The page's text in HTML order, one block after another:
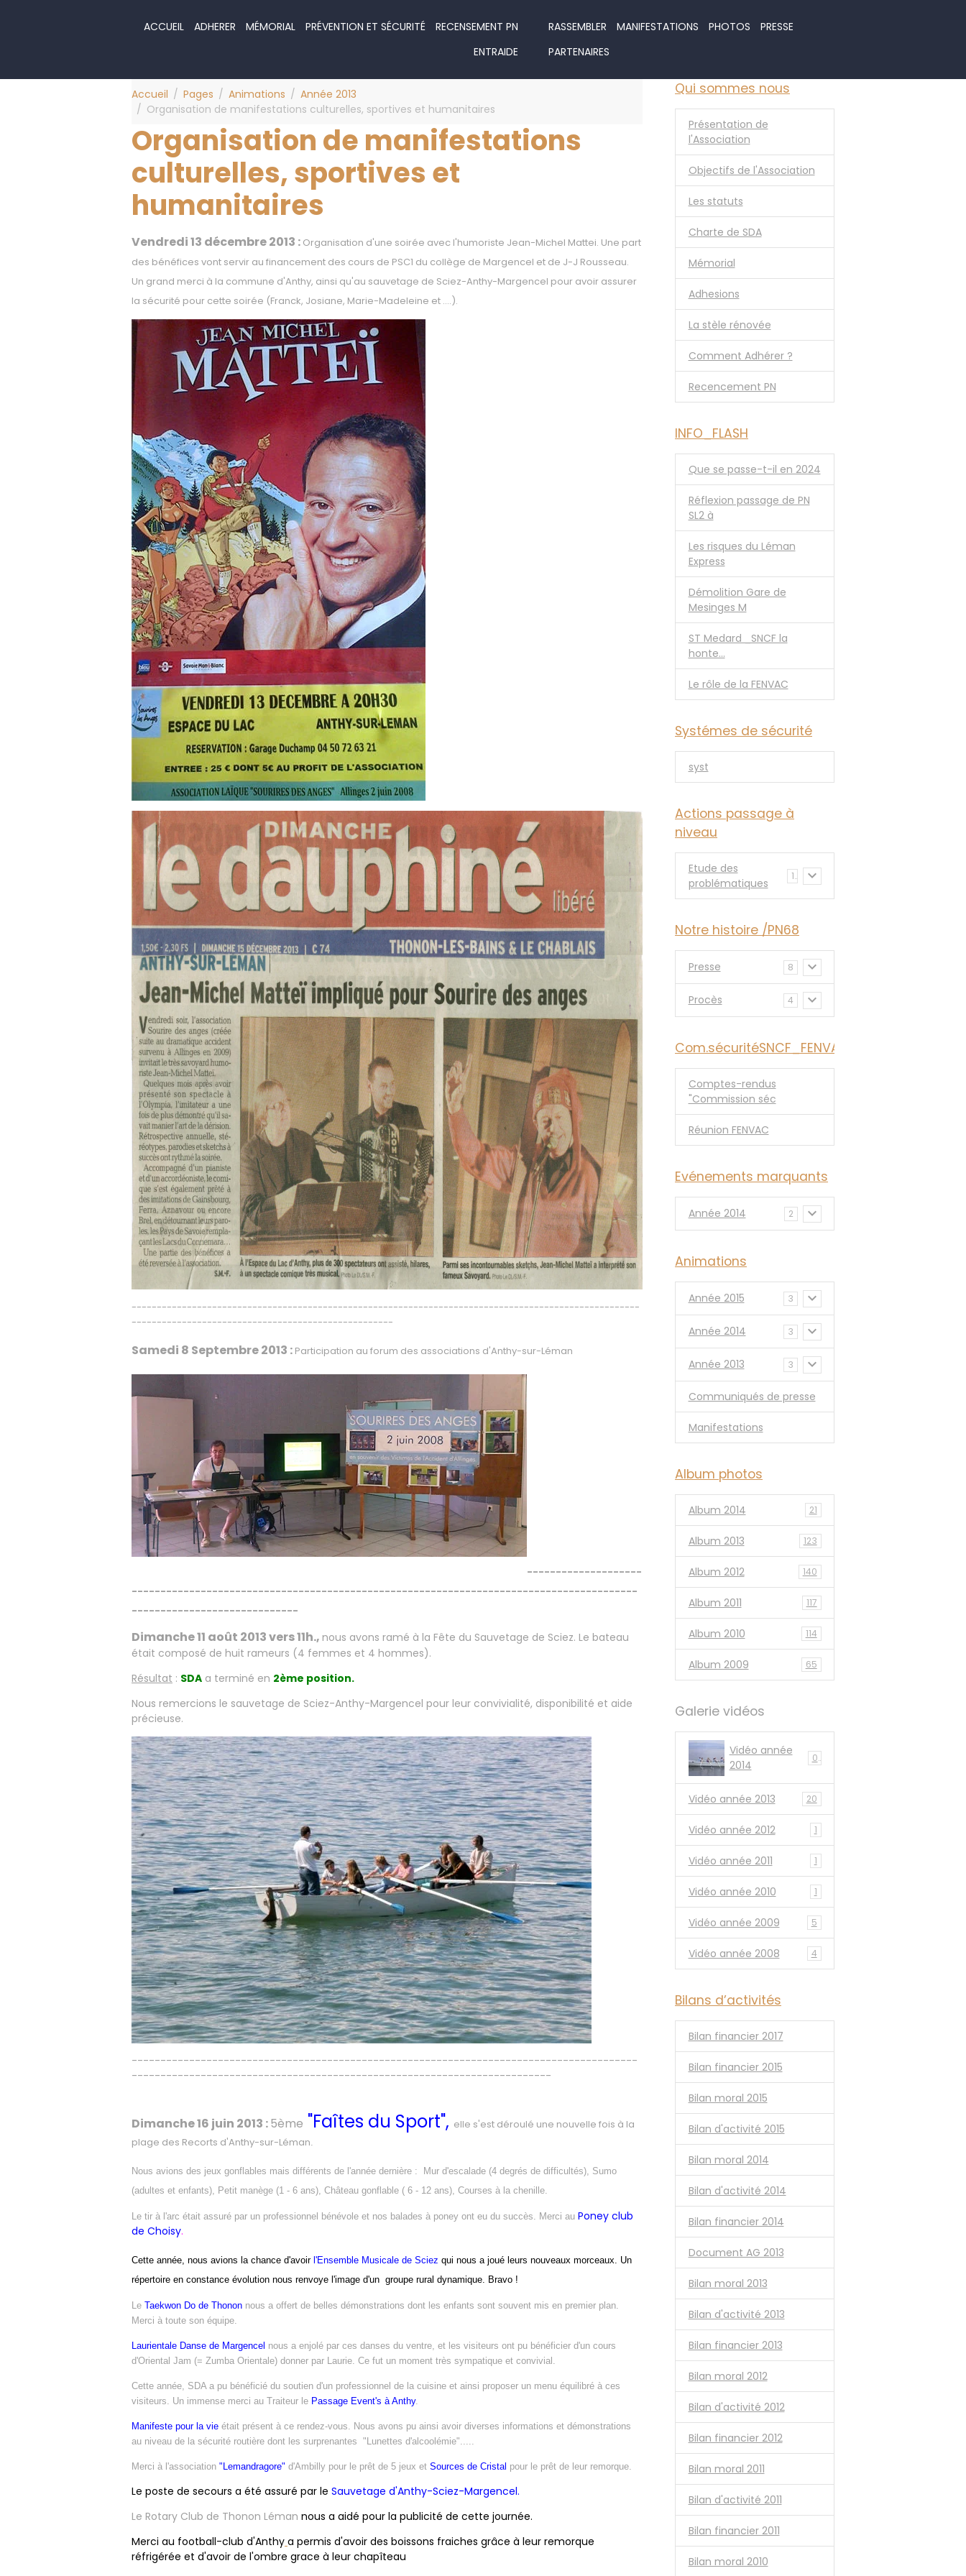
ACCUEIL ADHERER MÉMORIAL PRÉVENTION ET SÉCURITÉ
RECENSEMENT PN
ENTRAIDE
RASSEMBLER MANIFESTATIONS PHOTOS
PRESSE
PARTENAIRES
Accueil Pages Animations
Année 2013
Organisation de manifestations culturelles, sportives et humanitaires
Organisation de manifestations
culturelles, sportives et
humanitaires
Vendredi 13 décembre 2013 : Organisation d'une soirée avec l'humoriste Jean-Michel Mattei. Une part
des bénéfices vont servir au financement des cours de PSC1 du collège de Margencel et de J-J Rousseau.
Un grand merci à la commune d'Anthy, ainsi qu'au sauvetage de Sciez-Anthy-Margencel pour avoir assurer
la sécurité pour cette soirée (Franck, Josiane, Marie-Madeleine et ....).
-----------------------------------------------------------------------------------------------------
----------------------------------------------------
Samedi 8 Septembre 2013 : Participation au forum des associations d'Anthy-sur-Léman
--------------------
----------------------------------------------------------------------------------------
-----------------------------
Dimanche 11 août 2013 vers 11h., nous avons ramé à la Fête du Sauvetage de Sciez. Le bateau
était composé de huit rameurs (4 femmes et 4 hommes).
Résultat : SDA a terminé en 2ème position.
Nous remercions le sauvetage de Sciez-Anthy-Margencel pour leur convivialité, disponibilité et aide
précieuse.
----------------------------------------------------------------------------------------
-------------------------------------------------------------------------
Dimanche 16 juin 2013 :5ème "Faîtes du Sport", elle s'est déroulé une nouvelle fois à la
plage des Recorts d'Anthy-sur-Léman.
Nous avions des jeux gonflables mais différents de l'année dernière : Mur d'escalade (4 degrés de difficultés), Sumo
(adultes et enfants), Petit manège (1 - 6 ans), Château gonflable ( 6 - 12 ans), Courses à la chenille.
Le tir à l'arc était assuré par un professionnel bénévole et nos balades à poney ont eu du succès. Merci au Poney club
de Choisy.
Cette année, nous avions la chance d'avoirl'Ensemble Musicale de Sciez qui nous a joué leurs nouveaux morceaux. Un
répertoire en constance évolution nous renvoye l'image d'un groupe rural dynamique. Bravo !
Le Taekwon Do de Thonon nous a offert de belles démonstrations dont les enfants sont souvent mis en premier plan.
Merci à toute son équipe.
Laurientale Danse de Margencel nous a enjolé par ces danses du ventre, et les visiteurs ont pu bénéficier d'un cours
d'Oriental Jam (= Zumba Orientale) donner par Laurie. Ce fut un moment très sympatique et convivial.
Cette année, SDA a pu bénéficié du soutien d'un professionnel de la cuisine et ainsi proposer un menu équilibré à ces
visiteurs. Un immense merci au Traiteur le Passage Event's à Anthy.
Manifeste pour la vie était présent à ce rendez-vous. Nous avons pu ainsi avoir diverses informations et démonstrations
au niveau de la sécurité routière dont les surprenantes "Lunettes d'alcoolémie".....
Merci à l'association "Lemandragore" d'Ambilly pour le prêt de 5 jeux et Sources de Cristal pour le prêt de leur remorque.
Le poste de secours a été assuré par le Sauvetage d'Anthy-Sciez-Margencel.
Le Rotary Club de Thonon Léman nous a aidé pour la publicité de cette journée.
Merci au football-club d'Anthy a permis d'avoir des boissons fraiches grâce à leur remorque
réfrigérée et d'avoir de l'ombre grace à leur chapîteau
Qui sommes nous
Présentation de
l'Association
Objectifs de l'Association
Les statuts
Charte de SDA
Mémorial
Adhesions
La stèle rénovée
Comment Adhérer ?
Recencement PN
INFO_FLASH
Que se passe-t-il en 2024
Réflexion passage de PN
SL2 à
Les risques du Léman
Express
Démolition Gare de
Mesinges M
ST Medard _SNCF la
honte...
Le rôle de la FENVAC
Systémes de sécurité
syst
Actions passage à
niveau
Etude des
problématiques
1
Notre histoire /PN68
Presse 8
Procès 4
Com.sécuritéSNCF_FENVAC
Comptes-rendus
"Commission séc
Réunion FENVAC
Evénements marquants
Année 2014 2
Animations
Année 2015 3
Année 2014 3
Année 2013 3
Communiqués de presse
Manifestations
Album photos
Album 2014 21
Album 2013 123
Album 2012 140
Album 2011 117
Album 2010 114
Album 2009 65
Galerie vidéos
Vidéo année
2014
0
Vidéo année 2013 20
Vidéo année 2012 1
Vidéo année 2011 1
Vidéo année 2010 1
Vidéo année 2009 5
Vidéo année 2008 4
Bilans d’activités
Bilan financier 2017
Bilan financier 2015
Bilan moral 2015
Bilan d'activité 2015
Bilan moral 2014
Bilan d'activité 2014
Bilan financier 2014
Document AG 2013
Bilan moral 2013
Bilan d'activité 2013
Bilan financier 2013
Bilan moral 2012
Bilan d'activité 2012
Bilan financier 2012
Bilan moral 2011
Bilan d'activité 2011
Bilan financier 2011
Bilan moral 2010